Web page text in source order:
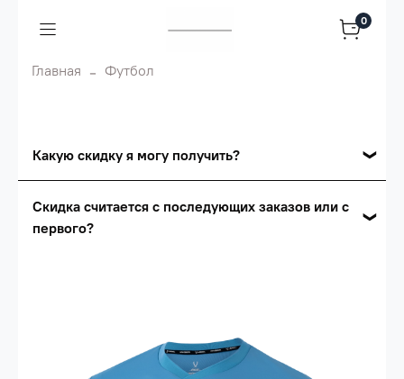
0
Главная Футбол
Какую скидку я могу получить?
Сумма скидки зависит от стоимости вашего
(30%) -
сумма всех заказов за 6 месяцев -
Скидка считается с последующих заказов или с
первого?